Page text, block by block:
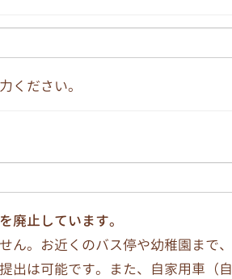
ください。
廃止しています。
ん。お近くのバス停や幼稚園まで、
出は可能です。また、自家用車（自